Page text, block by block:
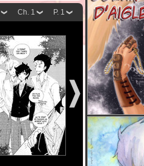
P. 1
Ch. 1